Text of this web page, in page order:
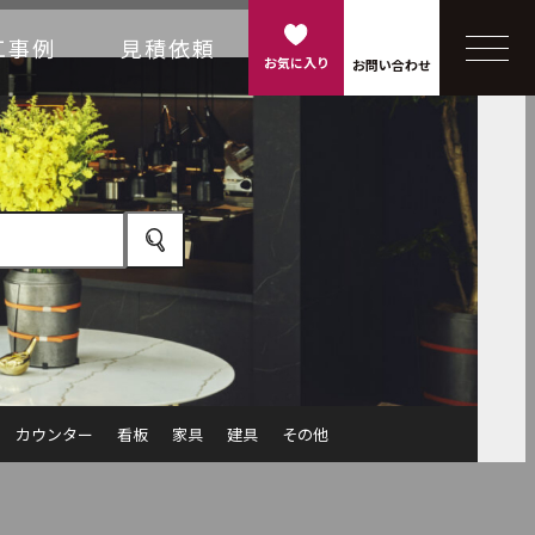
例 見積依頼
お気に入り お問い合わせ
カウンター 看板 家具 建具 その他